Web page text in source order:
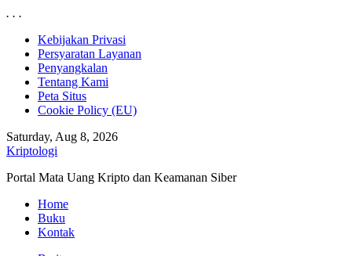
. . .
Skip
content
Kebijakan Privasi
Persyaratan Layanan
Penyangkalan
Tentang Kami
Peta Situs
Cookie Policy (EU)
Saturday, Aug 8, 2026
Kriptologi
Portal Mata Uang Kripto dan Keamanan Siber
Primary
Menu
Home
Buku
Kontak